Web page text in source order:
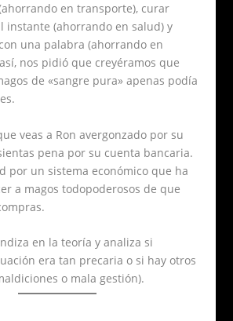
en transporte), curar
instante (ahorrando en salud) y
una palabra (ahorrando en
nos pidió que creyéramos que
de «sangre pura» apenas podía
veas a Ron avergonzado por su
pena por su cuenta bancaria.
por un sistema económico que ha
a magos todopoderosos de que
en la teoría y analiza si
era tan precaria o si hay otros
o mala gestión).